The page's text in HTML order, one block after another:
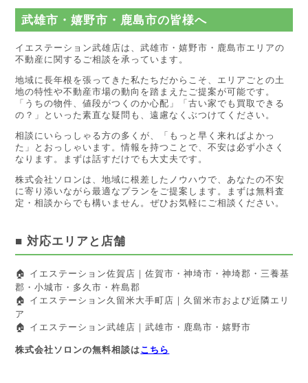
武雄市・嬉野市・鹿島市の皆様へ
イエステーション武雄店は、武雄市・嬉野市・鹿島市エリアの
不動産に関するご相談を承っています。
地域に長年根を張ってきた私たちだからこそ、エリアごとの土
地の特性や不動産市場の動向を踏まえたご提案が可能です。
「うちの物件、値段がつくのか心配」「古い家でも買取できる
の？」といった素直な疑問も、遠慮なくぶつけてください。
相談にいらっしゃる方の多くが、「もっと早く来ればよかっ
た」とおっしゃいます。情報を持つことで、不安は必ず小さく
なります。まずは話すだけでも大丈夫です。
株式会社ソロンは、地域に根差したノウハウで、あなたの不安
に寄り添いながら最適なプランをご提案します。まずは無料査
定・相談からでも構いません。ぜひお気軽にご相談ください。
■ 対応エリアと店舗
🏠 イエステーション佐賀店｜佐賀市・神埼市・神埼郡・三養基
郡・小城市・多久市・杵島郡
🏠 イエステーション久留米大手町店｜久留米市および近隣エリ
ア
🏠 イエステーション武雄店｜武雄市・鹿島市・嬉野市
株式会社ソロンの無料相談はこちら